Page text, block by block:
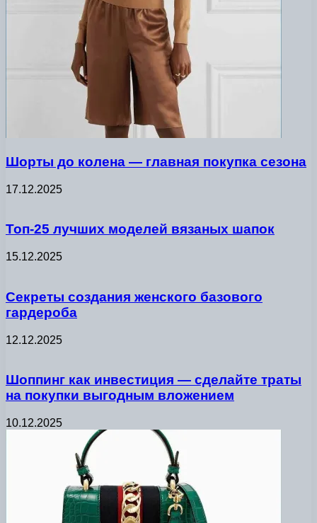
Шорты до колена — главная покупка сезона
17.12.2025
Топ-25 лучших моделей вязаных шапок
15.12.2025
Секреты создания женского базового
гардероба
12.12.2025
Шоппинг как инвестиция — сделайте траты
на покупки выгодным вложением
10.12.2025